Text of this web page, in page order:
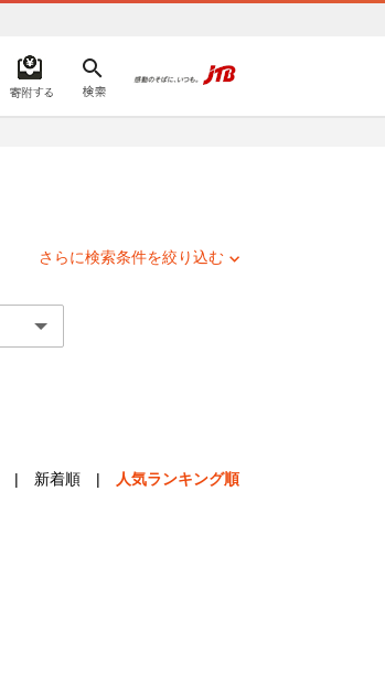
さらに検索条件を絞り込む
| 新着順 | 人気ランキング順